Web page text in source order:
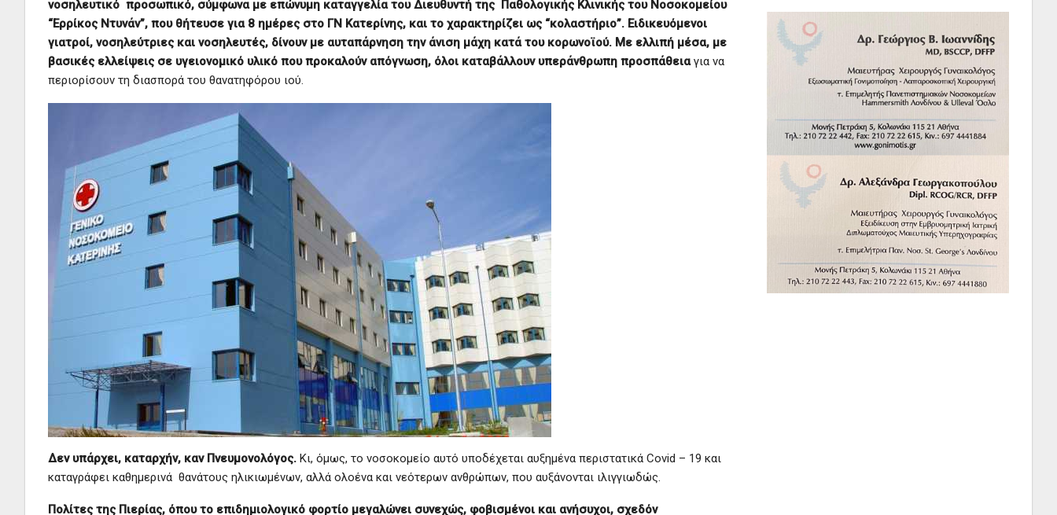
νοσηλευτικό προσωπικό, σύμφωνα με επώνυμη καταγγελία του Διευθυντή της Παθολογικής Κλινικής του Νοσοκομείου
“Ερρίκος Ντυνάν”, που θήτευσε για 8 ημέρες στο ΓΝ Κατερίνης, και το χαρακτηρίζει ως “κολαστήριο”. Ειδικευόμενοι
γιατροί, νοσηλεύτριες και νοσηλευτές, δίνουν με αυταπάρνηση την άνιση μάχη κατά του κορωνοϊού. Με ελλιπή μέσα, με
βασικές ελλείψεις σε υγειονομικό υλικό που προκαλούν απόγνωση, όλοι καταβάλλουν υπεράνθρωπη προσπάθειαγια να
περιορίσουν τη διασπορά του θανατηφόρου ιού.
Δεν υπάρχει, καταρχήν, καν Πνευμονολόγος. Κι, όμως, το νοσοκομείο αυτό υποδέχεται αυξημένα περιστατικά Covid – 19 και
καταγράφει καθημερινά θανάτους ηλικιωμένων, αλλά ολοένα και νεότερων ανθρώπων, που αυξάνονται ιλιγγιωδώς.
Πολίτες της Πιερίας, όπου το επιδημιολογικό φορτίο μεγαλώνει συνεχώς, φοβισμένοι και ανήσυχοι, σχεδόν